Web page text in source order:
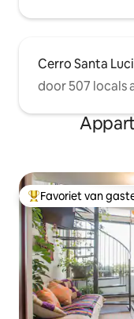
Cerro Santa
door 507 locals
Topfavoriet van
Favoriet van